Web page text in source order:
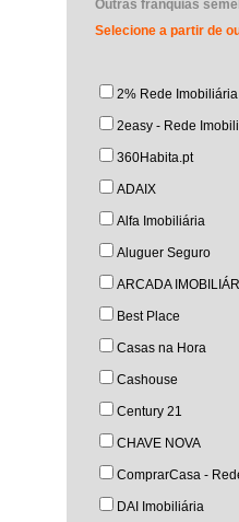
Outras franquias
Selecione a partir de
2% Rede Imobiliária
2easy - Rede
360Habita.pt
ADAIX
Alfa Imobiliária
Aluguer Seguro
ARCADA
Best Place
Casas na Hora
Cashouse
Century 21
CHAVE NOVA
ComprarCasa -
DAI Imobiliária